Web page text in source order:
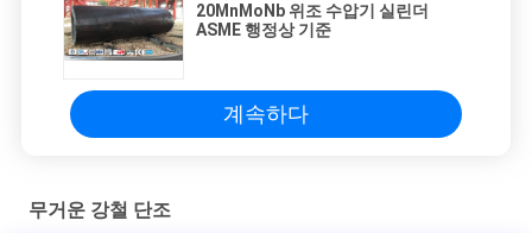
20MnMoNb 위조 수압기 실린더
ASME 행정상 기준
계속하다
무거운 강철 단조